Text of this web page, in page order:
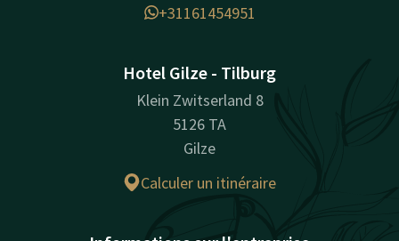
+31161454951
Hotel Gilze - Tilburg
Klein Zwitserland 8
5126 TA
Gilze
Calculer un itinéraire